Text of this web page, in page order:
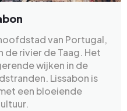
van Portugal,
de rivier de Taag. Het
wijken in de
Lissabon is
een bloeiende